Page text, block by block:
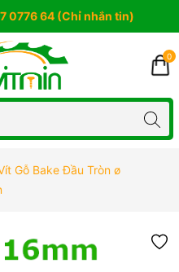
0776 64 (Chỉ nhắn tin)
0
Gỗ Bake Đầu Tròn ø